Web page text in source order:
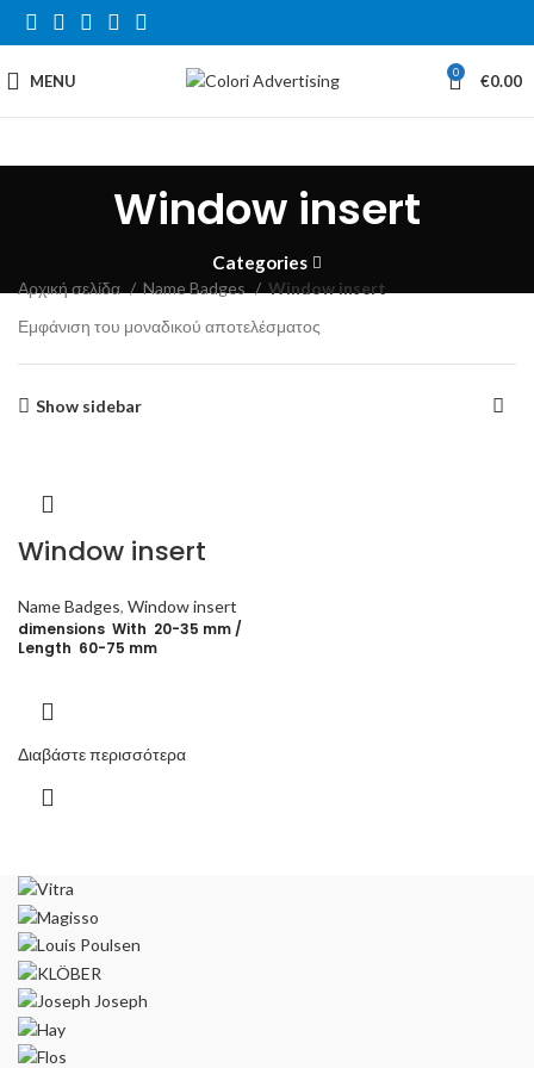
MENU 0 €0.00
Window insert
Categories
Αρχική σελίδα Name Badges
Window insert
Εμφάνιση του μοναδικού αποτελέσματος
Show sidebar
Window insert
Name Badges, Window insert
dimensions With 20-35 mm /
Length 60-75 mm
Διαβάστε περισσότερα